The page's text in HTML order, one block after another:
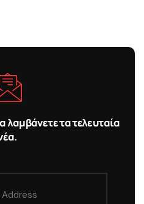
λαμβάνετε τα τελευταία